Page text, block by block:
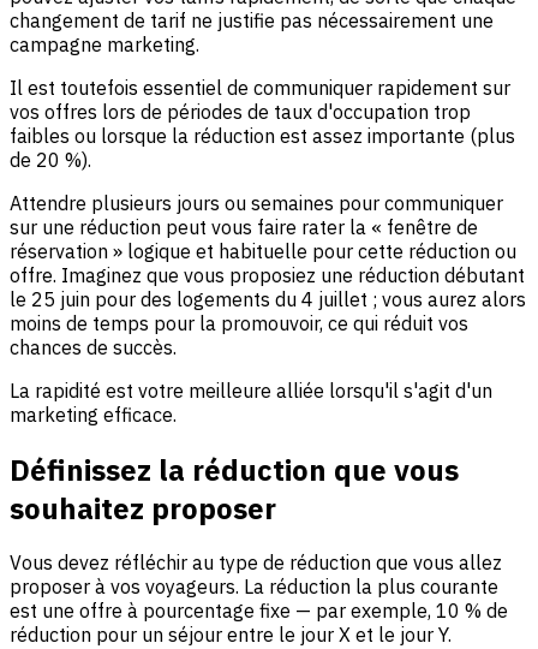
changement de tarif ne justifie pas nécessairement une
campagne marketing.
Il est toutefois essentiel de communiquer rapidement sur
vos offres lors de périodes de taux d'occupation trop
faibles ou lorsque la réduction est assez importante (plus
de 20 %).
Attendre plusieurs jours ou semaines pour communiquer
sur une réduction peut vous faire rater la « fenêtre de
réservation » logique et habituelle pour cette réduction ou
offre. Imaginez que vous proposiez une réduction débutant
le 25 juin pour des logements du 4 juillet ; vous aurez alors
moins de temps pour la promouvoir, ce qui réduit vos
chances de succès.
La rapidité est votre meilleure alliée lorsqu'il s'agit d'un
marketing efficace.
Définissez la réduction que vous
souhaitez proposer
Vous devez réfléchir au type de réduction que vous allez
proposer à vos voyageurs. La réduction la plus courante
est une offre à pourcentage fixe — par exemple, 10 % de
réduction pour un séjour entre le jour X et le jour Y.